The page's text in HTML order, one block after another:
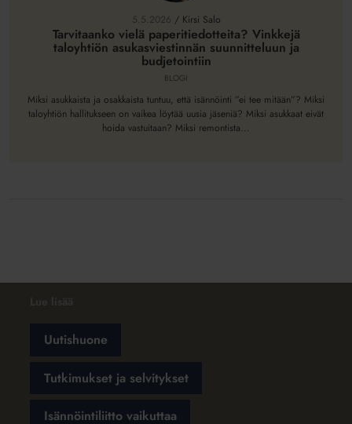
budjetointiin
5.5.2026 / Kirsi Salo
Tarvitaanko vielä paperitiedotteita? Vinkkejä
taloyhtiön asukasviestinnän suunnitteluun ja
budjetointiin
BLOGI
Miksi asukkaista ja osakkaista tuntuu, että isännöinti ”ei tee mitään”? Miksi
taloyhtiön hallitukseen on vaikea löytää uusia jäseniä? Miksi asukkaat eivät
hoida vastuitaan? Miksi remontista...
Uutishuone
Tutkimukset ja selvitykset
Isännöintiliitto vaikuttaa